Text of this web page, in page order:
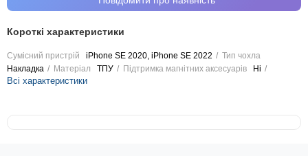
Короткі характеристики
Сумісний пристрій iPhone SE 2020, iPhone SE 2022
Тип чохла
Накладка
Матеріал ТПУ Підтримка магнітних аксесуарів Ні
Всі характеристики